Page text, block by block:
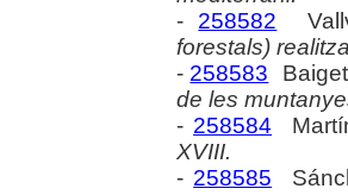
- 258582
forestals)
- 258583
de les
- 258584
XVIII.
- 258585